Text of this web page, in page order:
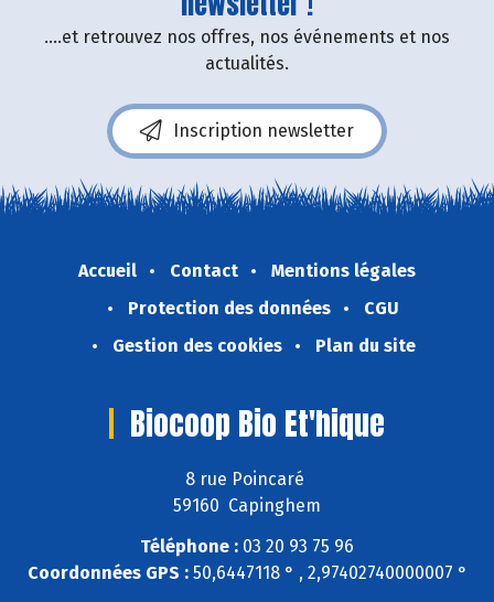
....et retrouvez nos offres, nos événements et nos
actualités.
Inscription newsletter
Accueil Contact
Mentions légales
Protection des données
CGU
Gestion des cookies
Plan du site
Biocoop Bio Et'hique
8 rue Poincaré
59160 Capinghem
Téléphone : 03 20 93 75 96
Coordonnées GPS :50,6447118 ° , 2,97402740000007 °